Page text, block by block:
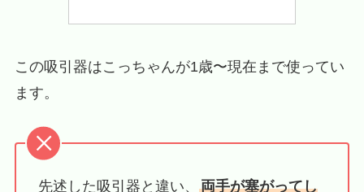
この吸引器はこっちゃんが1歳〜現在まで使ってい
ます。
先述した吸引器と違い、 両手が塞がってし